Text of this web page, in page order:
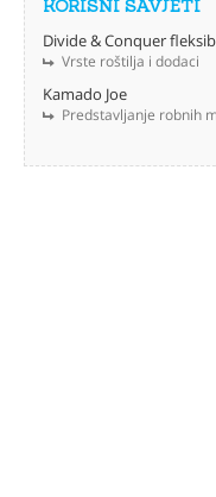
KORISNI SAVJETI
Divide & Conquer
Vrste roštilja i dodaci
Kamado Joe
Predstavljanje robnih